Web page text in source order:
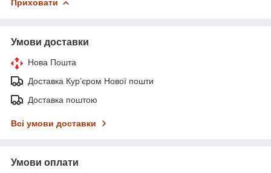
Приховати
Умови доставки
Нова Пошта
Доставка Курʼєром Нової пошти
Доставка поштою
Всі умови доставки
Умови оплати